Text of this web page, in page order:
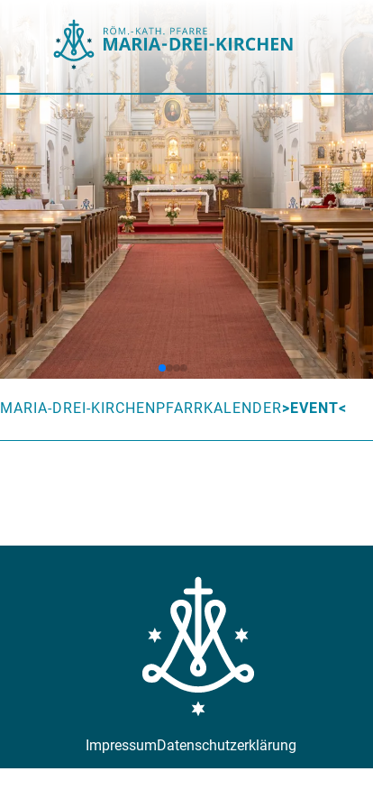
MARIA-DREI-KIRCHENPFARRKALENDER EVENT
ImpressumDatenschutzerklärung